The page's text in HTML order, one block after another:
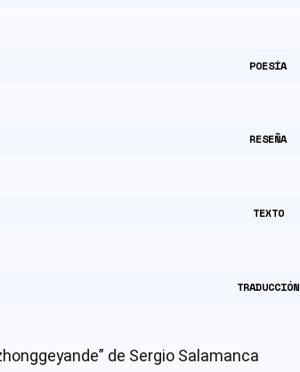
POESÍA
RESEÑA
TEXTO
TRADUCCIÓN